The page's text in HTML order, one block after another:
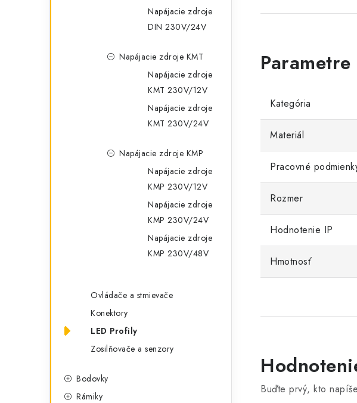
Napájacie zdroje
DIN 230V/24V
Napájacie zdroje KMT
Napájacie zdroje
KMT 230V/12V
Napájacie zdroje
KMT 230V/24V
Napájacie zdroje KMP
Napájacie zdroje
KMP 230V/12V
Napájacie zdroje
KMP 230V/24V
Napájacie zdroje
KMP 230V/48V
Ovládače a stmievače
Konektory
LED Profily
Zosilňovače a senzory
Bodovky
Rámiky
Kategória
Materiál
Pracovné
Rozmer
Hodnotenie IP
Hmotnosť
Buďte prvý, kto